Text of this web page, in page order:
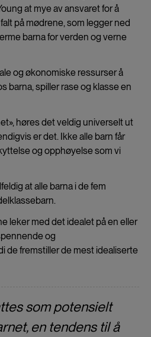
at mye av ansvaret for å
på mødrene, som legger ned
barna for verden og verne
og økonomiske ressurser å
barna, spiller rase og klasse en
høres det veldig universelt ut
er det. Ikke alle barn får
og opphøyelse som vi
at alle barna i de fem
leker med det idealet på en eller
og
de fremstiller de mest idealiserte
som potensielt
en tendens til å